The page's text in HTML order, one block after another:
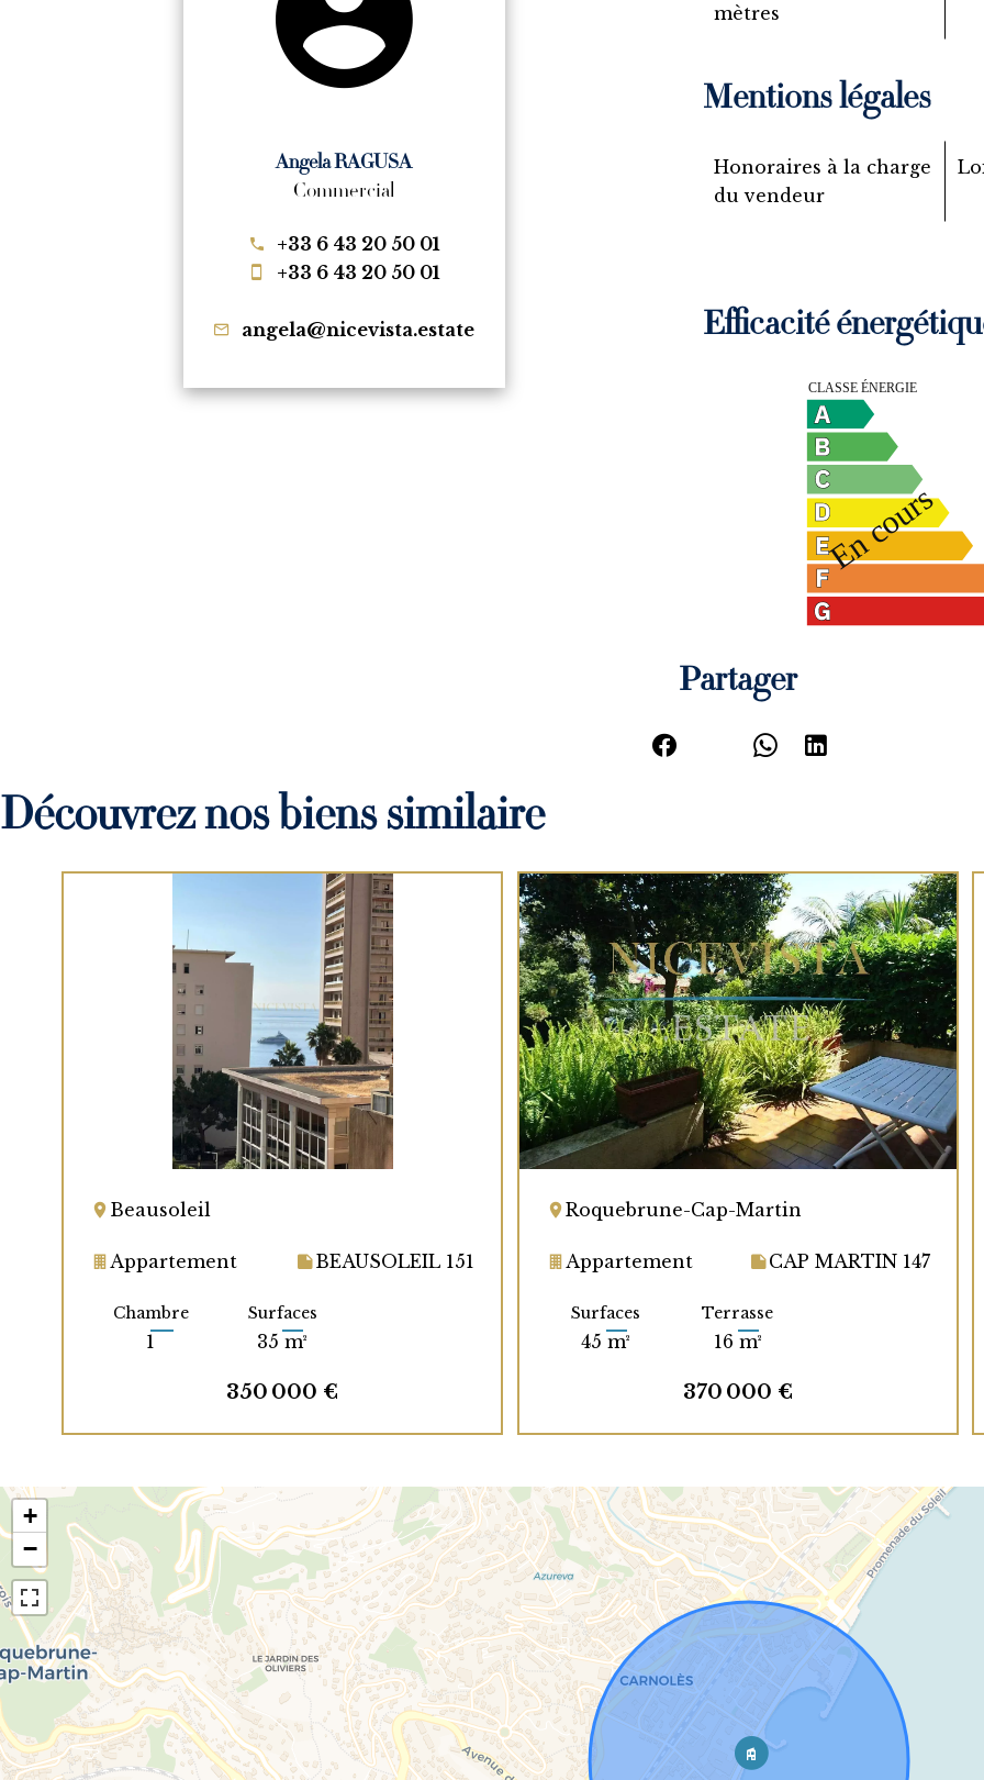
Angela RAGUSA
Commercial
+33 6 43 20 50 01
+33 6 43 20 50 01
angela@nicevista.estate
mètres
Mentions légales
Honoraires à la charge
du vendeur
Efficacité
Partager
Découvrez nos biens similaire
Beausoleil
Appartement BEAUSOLEIL 151
Chambre
1
Surfaces
35 m²
350 000 €
Roquebrune-Cap-Martin
Appartement CAP MARTIN 147
Surfaces
45 m²
Terrasse
16 m²
370 000 €
+
−